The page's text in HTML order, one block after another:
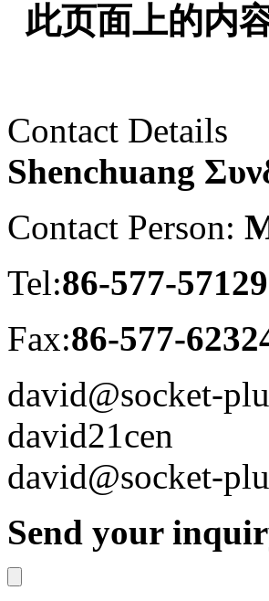
此页面上的内
Contact Details
Shenchuang
Contact Person:
Tel:86-577-
Fax:86-577-
david@socket-
david21cen
david@socket-
Send your